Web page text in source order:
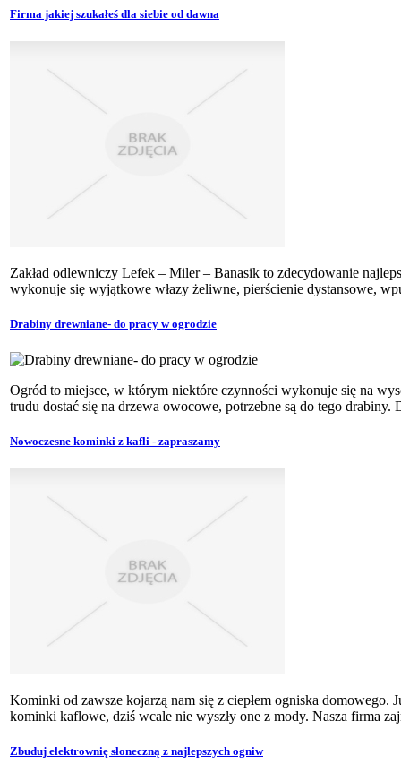
Firma jakiej szukałeś dla siebie od dawna
Zakład odlewniczy Lefek – Miler – Banasik to zdecydowanie
wykonuje się wyjątkowe włazy żeliwne, pierścienie dystansowe,
Drabiny drewniane- do pracy w ogrodzie
Ogród to miejsce, w którym niektóre czynności wykonuje się na
trudu dostać się na drzewa owocowe, potrzebne są do tego
Nowoczesne kominki z kafli - zapraszamy
Kominki od zawsze kojarzą nam się z ciepłem ogniska domowego.
kominki kaflowe, dziś wcale nie wyszły one z mody. Nasza firma
Zbuduj elektrownię słoneczną z najlepszych ogniw